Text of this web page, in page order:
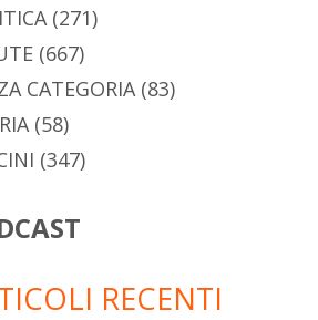
(271)
(667)
CATEGORIA(83)
(58)
(347)
RECENTI